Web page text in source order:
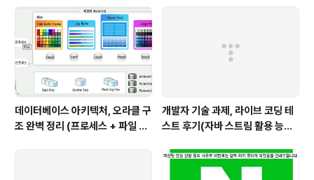
데이터베이스 아키텍처, 오라클 구
조 완벽 정리 (프로세스 + 파일 구
개발자 기술 과제, 라이브 코딩 테
스트 후기(자바 스트림 활용 능력